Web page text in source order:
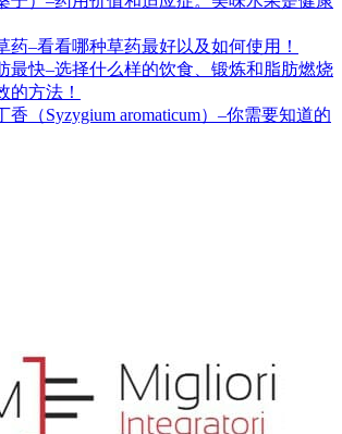
药–看看哪种草药最好以及如何使用！
最快–选择什么样的饮食、锻炼和脂肪燃烧
的方法！
香（Syzygium aromaticum）–你需要知道的